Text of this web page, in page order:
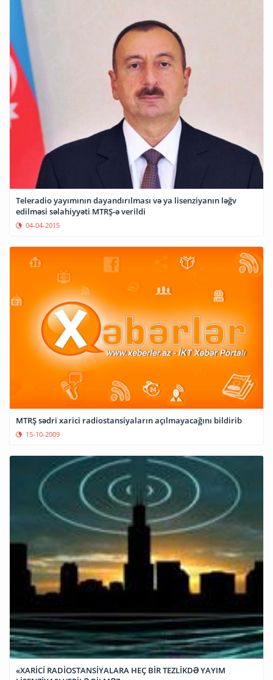
Teleradio yayımının dayandırılması və ya lisenziyanın ləğv
edilməsi səlahiyyəti MTRŞ-ə verildi
04-04-2015
MTRŞ sədri xarici radiostansiyaların açılmayacağını bildirib
15-10-2009
«XARİCİ RADİOSTANSİYALARA HEÇ BİR TEZLİKDƏ YAYIM